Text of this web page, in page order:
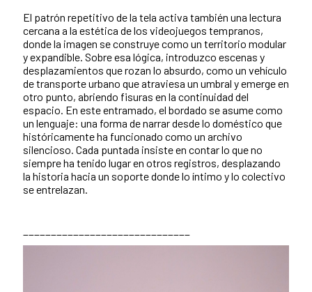
El patrón repetitivo de la tela activa también una lectura
cercana a la estética de los videojuegos tempranos,
donde la imagen se construye como un territorio modular
y expandible. Sobre esa lógica, introduzco escenas y
desplazamientos que rozan lo absurdo, como un vehículo
de transporte urbano que atraviesa un umbral y emerge en
otro punto, abriendo fisuras en la continuidad del
espacio. En este entramado, el bordado se asume como
un lenguaje: una forma de narrar desde lo doméstico que
históricamente ha funcionado como un archivo
silencioso. Cada puntada insiste en contar lo que no
siempre ha tenido lugar en otros registros, desplazando
la historia hacia un soporte donde lo íntimo y lo colectivo
se entrelazan.